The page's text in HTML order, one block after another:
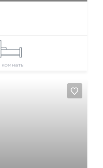
комнаты